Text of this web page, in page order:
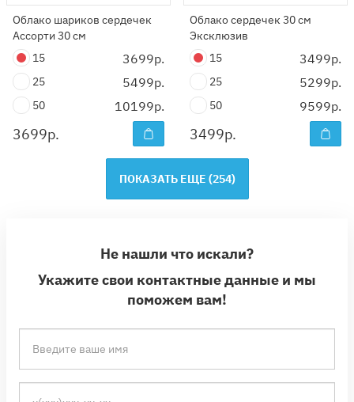
Облако шариков сердечек
Ассорти 30 см
15
3699р.
25 5499р.
50 10199р.
3699р.
Облако сердечек 30 см
Эксклюзив
15
3499р.
25 5299р.
50 9599р.
3499р.
ПОКАЗАТЬ ЕЩЕ (254)
Не нашли что искали?
Укажите свои контактные данные и мы
поможем вам!